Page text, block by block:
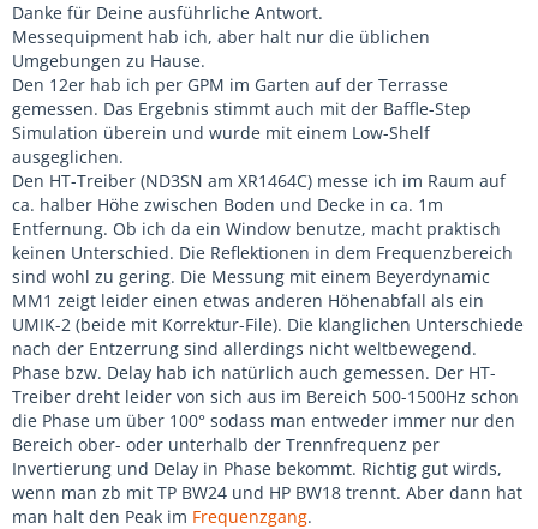
Danke für Deine ausführliche Antwort.
Messequipment hab ich, aber halt nur die üblichen
Umgebungen zu Hause.
Den 12er hab ich per GPM im Garten auf der Terrasse
gemessen. Das Ergebnis stimmt auch mit der Baffle-Step
Simulation überein und wurde mit einem Low-Shelf
ausgeglichen.
Den HT-Treiber (ND3SN am XR1464C) messe ich im Raum auf
ca. halber Höhe zwischen Boden und Decke in ca. 1m
Entfernung. Ob ich da ein Window benutze, macht praktisch
keinen Unterschied. Die Reflektionen in dem Frequenzbereich
sind wohl zu gering. Die Messung mit einem Beyerdynamic
MM1 zeigt leider einen etwas anderen Höhenabfall als ein
UMIK-2 (beide mit Korrektur-File). Die klanglichen Unterschiede
nach der Entzerrung sind allerdings nicht weltbewegend.
Phase bzw. Delay hab ich natürlich auch gemessen. Der HT-
Treiber dreht leider von sich aus im Bereich 500-1500Hz schon
die Phase um über 100° sodass man entweder immer nur den
Bereich ober- oder unterhalb der Trennfrequenz per
Invertierung und Delay in Phase bekommt. Richtig gut wirds,
wenn man zb mit TP BW24 und HP BW18 trennt. Aber dann hat
man halt den Peak im Frequenzgang.